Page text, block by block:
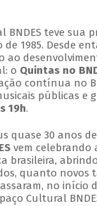
BNDES teve sua
1985. Desde
ao
o Quintas no
contínua no
públicas e
19h.
quase 30 anos
vem celebrando
brasileira,
quanto novos
no início
Cultural